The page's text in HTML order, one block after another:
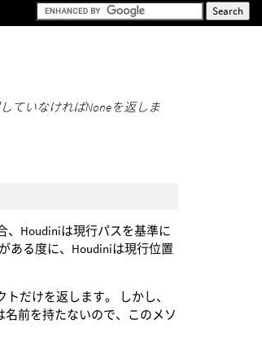
ていなければNoneを返しま
、Houdiniは現行パスを基準に
がある度に、Houdiniは現行位置
トだけを返します。 しかし、
名前を持たないので、このメソ